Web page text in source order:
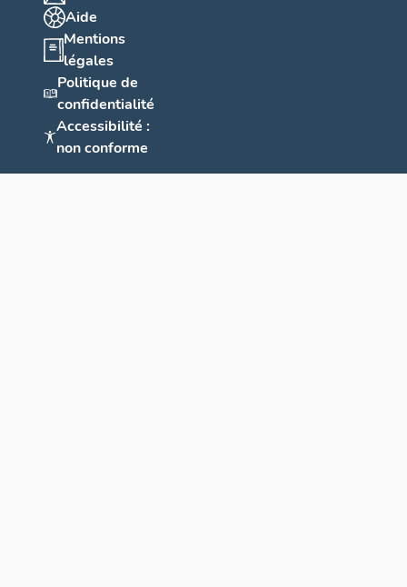
Aide
Mentions
légales
Politique de
confidentialité
Accessibilité :
non conforme